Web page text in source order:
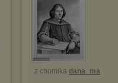
z chomika dana_ma